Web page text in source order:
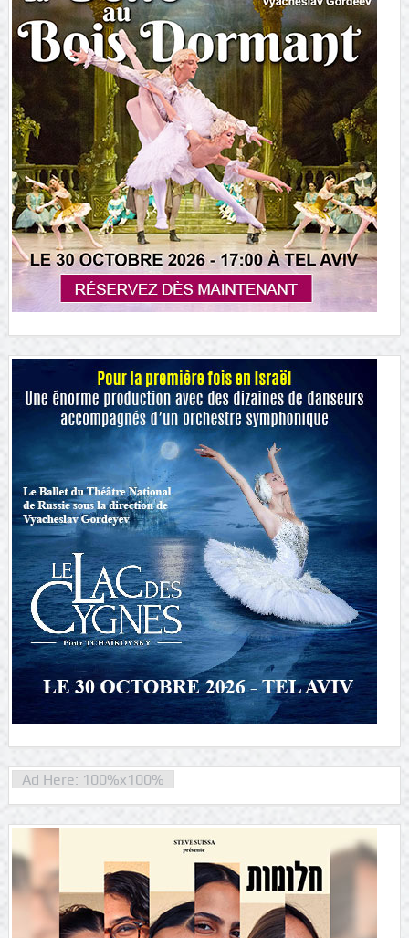
Ad Here: 100%x100%